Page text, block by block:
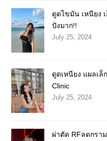
ดูดไขมัน เหนียง
ปังมาก!!
July 25, 2024
ดูดเหนียง แผลเล็
Clinic
July 25, 2024
ผ่าตัด RFลดกรา